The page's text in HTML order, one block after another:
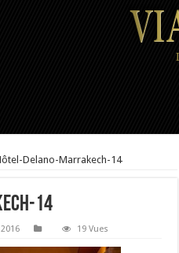
Delano-Marrakech-14
14
19 Vues